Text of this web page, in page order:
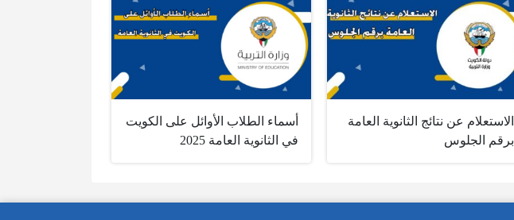
الاستعلام عن نتائج الثانوية العامة
برقم الجلوس
أسماء الطلاب الأوائل على الكويت
في الثانوية العامة 2025